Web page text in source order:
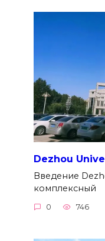
Dezhou
Введение
комплексный
0 746